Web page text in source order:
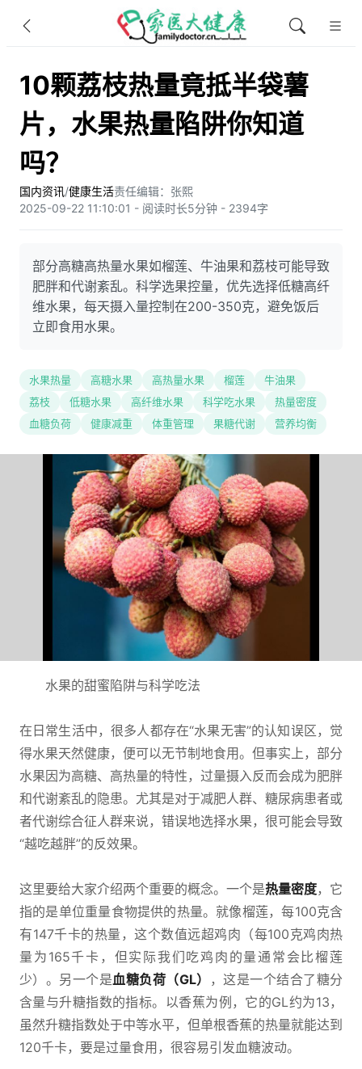
10颗荔枝热量竟抵半袋薯
片，水果热量陷阱你知道
吗？
国内资讯/健康生活责任编辑：张熙
2025-09-22 11:10:01 - 阅读时长5分钟 - 2394字
部分高糖高热量水果如榴莲、牛油果和荔枝可能导致
肥胖和代谢紊乱。科学选果控量，优先选择低糖高纤
维水果，每天摄入量控制在200-350克，避免饭后
立即食用水果。
水果热量 高糖水果 高热量水果 榴莲
牛油果
荔枝
低糖水果 高纤维水果 科学吃水果
热量密度
血糖负荷
健康减重 体重管理 果糖代谢 营养均衡
水果的甜蜜陷阱与科学吃法
在日常生活中，很多人都存在“水果无害”的认知误区，觉
得水果天然健康，便可以无节制地食用。但事实上，部分
水果因为高糖、高热量的特性，过量摄入反而会成为肥胖
和代谢紊乱的隐患。尤其是对于减肥人群、糖尿病患者或
者代谢综合征人群来说，错误地选择水果，很可能会导致
“越吃越胖”的反效果。
这里要给大家介绍两个重要的概念。一个是热量密度，它
指的是单位重量食物提供的热量。就像榴莲，每100克含
有147千卡的热量，这个数值远超鸡肉（每100克鸡肉热
量为165千卡，但实际我们吃鸡肉的量通常会比榴莲
少）。另一个是血糖负荷（GL）
，这是一个结合了糖分
含量与升糖指数的指标。以香蕉为例，它的GL约为13，
虽然升糖指数处于中等水平，但单根香蕉的热量就能达到
120千卡，要是过量食用，很容易引发血糖波动。